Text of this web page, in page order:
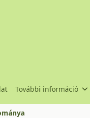
További információ